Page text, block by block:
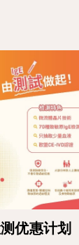
优惠计划